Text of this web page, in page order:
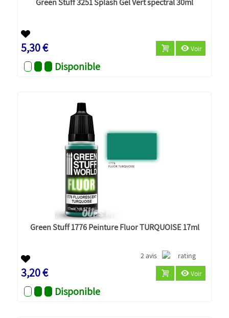
5,30 € Voir
Disponible
Green Stuff 1776 Peinture Fluor TURQUOISE 17ml
2 avis
3,20 € Voir
Disponible